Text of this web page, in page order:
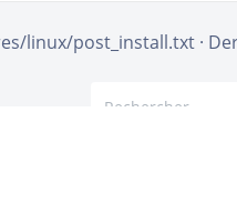
linux/post_install.txt ·